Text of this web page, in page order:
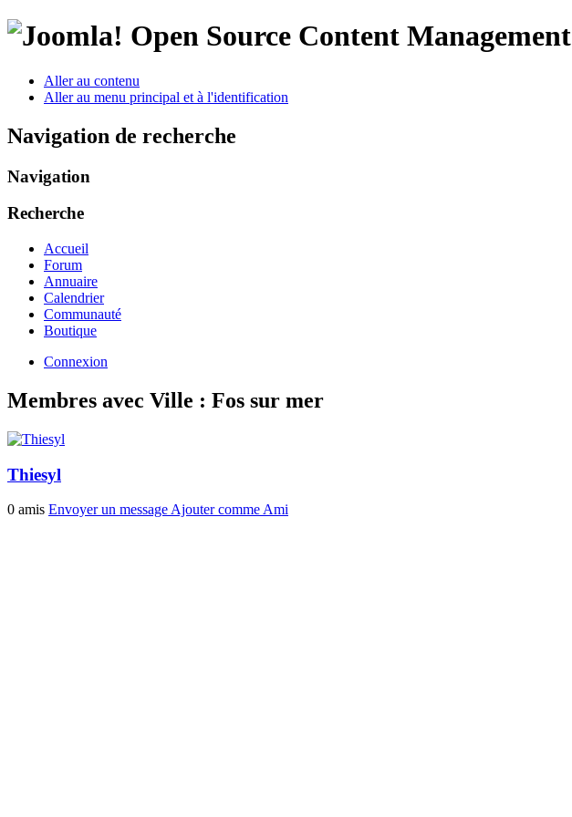
Open Source Content Management
Aller au contenu
Aller au menu principal et à l'identification
Navigation de recherche
Navigation
Recherche
Accueil
Forum
Annuaire
Calendrier
Communauté
Boutique
Connexion
Membres avec Ville : Fos sur mer
Thiesyl
0 amis Envoyer un message Ajouter comme Ami